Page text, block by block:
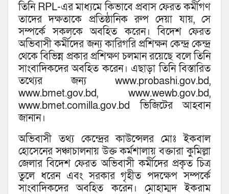
তিনি RPL-এর মাধ্যমে কিভাবে প্রবাস ফেরত কর্মীগণ
তাদের দক্ষতাকে প্রতিষ্ঠানিক রুপ দেয়া যায়, সে
সম্পর্কে সকলকে অবহিত করেন। বিদেশ ফেরত
অভিবাসী কর্মীদের জন্য কারিগরি প্রশিক্ষন কেন্দ্র কেন্দ্র
থেকে বিভিন্ন প্রকার প্রশিক্ষণ চলমান রয়েছে বলে তিনি
সাংবাদিকদের অবহিত করেন। এছাড়া তিনি বিস্তারিত
তথ্যের জন্য www.probashi.gov.bd,
www.bmet.gov.bd, www.wewb.gov.bd,
www.bmet.comilla.gov.bd ভিজিটের আহবান
জানান।
অভিবাসী তথ্য কেন্দ্রের কাউন্সেলর মোঃ ইকবাল
হোসেনের সঞ্চাচালনায় উক্ত কর্মশালায় বক্তারা কুমিল্লা
জেলার বিদেশ ফেরত অভিবাসী কর্মীদের প্রকৃত চিত্র
তুলে ধরেন এবং সরকার গৃহীত পদক্ষেপ সম্পর্কে
সাংবাদিকদের অবহিত করেন। মোহাম্মদ ইকরাম